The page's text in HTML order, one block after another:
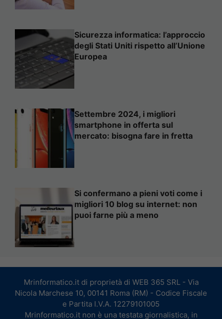
Sicurezza informatica: l’approccio
degli Stati Uniti rispetto all’Unione
Europea
Settembre 2024, i migliori
smartphone in offerta sul
mercato: bisogna fare in fretta
Si confermano a pieni voti come i
migliori 10 blog su internet: non
puoi farne più a meno
Mrinformatico.it di proprietà di WEB 365 SRL - Via
Nicola Marchese 10, 00141 Roma (RM) - Codice Fiscale
e Partita I.V.A. 12279101005
Mrinformatico.it non è una testata giornalistica, in